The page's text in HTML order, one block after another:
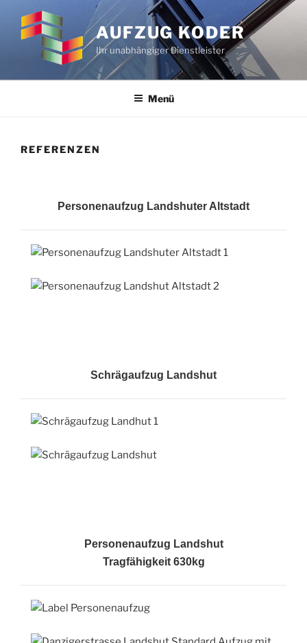
Inhalt
springen
AUFZUG KODER
Ihr unabhängiger Dienstleister
Menü
REFERENZEN
Personenaufzug Landshuter Altstadt
Schrägaufzug Landshut
Personenaufzug Landshut
Tragfähigkeit 630kg